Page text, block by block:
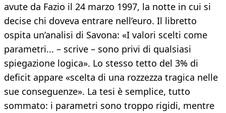
avute da Fazio il 24 marzo 1997, la notte in cui si
decise chi doveva entrare nell’euro. Il libretto
ospita un’analisi di Savona: «I valori scelti come
parametri... – scrive – sono privi di qualsiasi
spiegazione logica». Lo stesso tetto del 3% di
deficit appare «scelta di una rozzezza tragica nelle
sue conseguenze». La tesi è semplice, tutto
sommato: i parametri sono troppo rigidi, mentre